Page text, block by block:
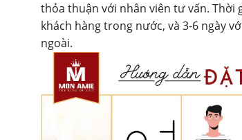
thỏa thuận với nhân viên tư vấn. Thời
khách hàng trong nước, và 3-6 ngày
ngoài.